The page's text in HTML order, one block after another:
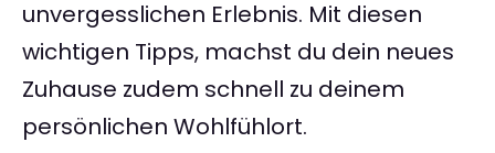
unvergesslichen Erlebnis. Mit diesen
wichtigen Tipps, machst du dein neues
Zuhause zudem schnell zu deinem
persönlichen Wohlfühlort.